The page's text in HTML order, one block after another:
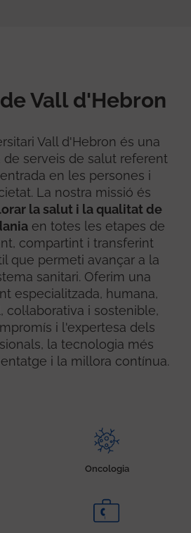
Vall d'Hebron
Vall d'Hebron és una
serveis de salut referent
en les persones i
La nostra missió és
la salut i la qualitat de
en totes les etapes de
compartint i transferint
que permeti avançar a la
sanitari. Oferim una
especialitzada, humana,
col·laborativa i sostenible,
i l'expertesa dels
la tecnologia més
i la millora contínua.
Oncologia